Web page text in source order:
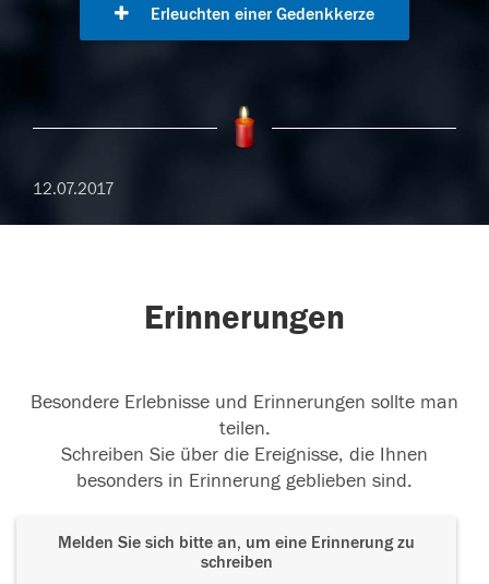
Erleuchten einer Gedenkkerze
12.07.2017
Erinnerungen
Besondere Erlebnisse und Erinnerungen sollte man
teilen.
Schreiben Sie über die Ereignisse, die Ihnen
besonders in Erinnerung geblieben sind.
Melden Sie sich bitte an, um eine Erinnerung zu
schreiben